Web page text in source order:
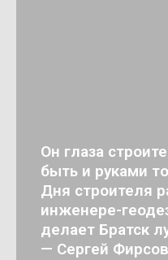
Он глаза
быть и руками
Дня строителя
инженере-
делает Братск
— Сергей Фирсов